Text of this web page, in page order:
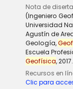
Nota de
(Ingeniero
Universidad
Agustín de
Geología,
Escuela
Geofísica, 2017.
Recursos en
Clic para